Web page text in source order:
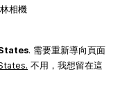
相機
. 需要重新導向頁面
. 不用，我想留在這